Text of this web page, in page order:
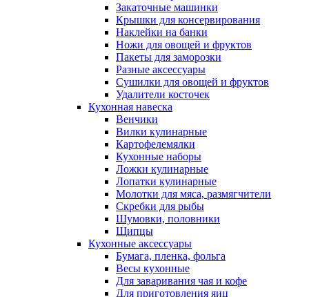
Закаточные машинки
Крышки для консервирования
Наклейки на банки
Ножи для овощей и фруктов
Пакеты для заморозки
Разные аксессуары
Сушилки для овощей и фруктов
Удалители косточек
Кухонная навеска
Венчики
Вилки кулинарные
Картофелемялки
Кухонные наборы
Ложки кулинарные
Лопатки кулинарные
Молотки для мяса, размягчители
Скребки для рыбы
Шумовки, половники
Щипцы
Кухонные аксессуары
Бумага, пленка, фольга
Весы кухонные
Для заваривания чая и кофе
Для приготовления яиц